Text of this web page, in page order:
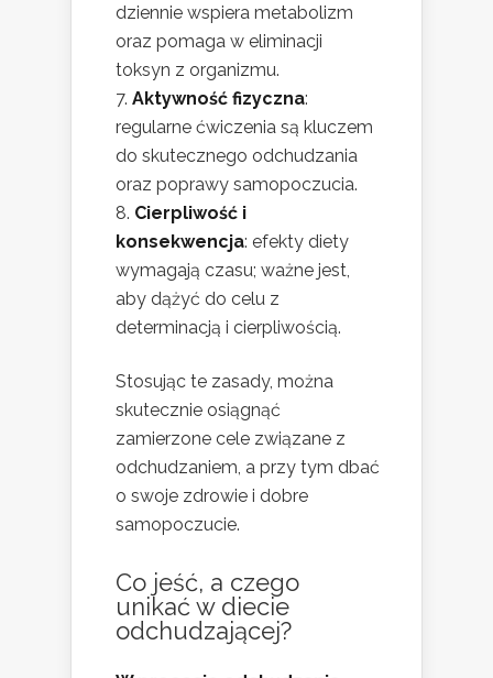
dziennie wspiera metabolizm
oraz pomaga w eliminacji
toksyn z organizmu.
Aktywność fizyczna:
regularne ćwiczenia są kluczem
do skutecznego odchudzania
oraz poprawy samopoczucia.
Cierpliwość i
konsekwencja: efekty diety
wymagają czasu; ważne jest,
aby dążyć do celu z
determinacją i cierpliwością.
Stosując te zasady, można
skutecznie osiągnąć
zamierzone cele związane z
odchudzaniem, a przy tym dbać
o swoje zdrowie i dobre
samopoczucie.
Co jeść, a czego
unikać w diecie
odchudzającej?